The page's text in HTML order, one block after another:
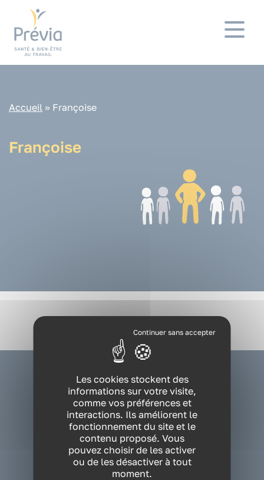
VOUS ÊTES ?
NOS EXPERTISES
NOS FORMATIONS
RESSOURCES
Accueil » Françoise
Françoise
PRÉVIA
Panneau de gestion des cookies
Les cookies stockent des
informations sur votre visite,
comme vos préférences et
interactions. Ils améliorent le
fonctionnement du site et le
contenu proposé. Vous
pouvez choisir de les activer
ou de les désactiver à tout
moment.